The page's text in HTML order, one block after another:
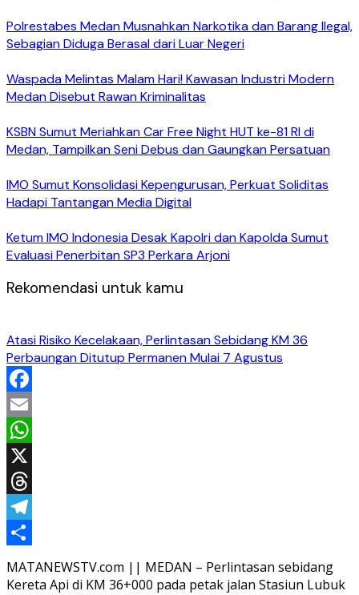
Polrestabes Medan Musnahkan Narkotika dan Barang Ilegal,
Sebagian Diduga Berasal dari Luar Negeri
Waspada Melintas Malam Hari! Kawasan Industri Modern
Medan Disebut Rawan Kriminalitas
KSBN Sumut Meriahkan Car Free Night HUT ke-81 RI di
Medan, Tampilkan Seni Debus dan Gaungkan Persatuan
IMO Sumut Konsolidasi Kepengurusan, Perkuat Soliditas
Hadapi Tantangan Media Digital
Ketum IMO Indonesia Desak Kapolri dan Kapolda Sumut
Evaluasi Penerbitan SP3 Perkara Arjoni
Rekomendasi untuk kamu
Atasi Risiko Kecelakaan, Perlintasan Sebidang KM 36
Perbaungan Ditutup Permanen Mulai 7 Agustus
Facebook
Email
WhatsApp
X
Threads
Telegram
Share
MATANEWSTV.com || MEDAN – Perlintasan sebidang
Kereta Api di KM 36+000 pada petak jalan Stasiun Lubuk